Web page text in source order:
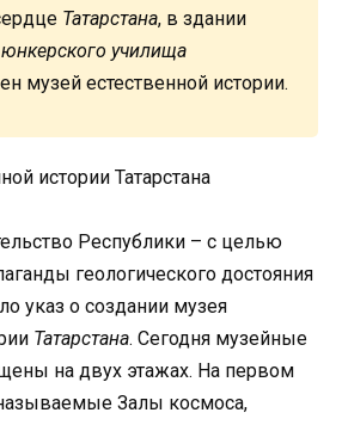
Татарстана, в здании
юнкерского училища
музей естественной истории.
Республики – с целью
геологического достояния
указ о создании музея
Татарстана. Сегодня музейные
на двух этажах. На первом
Залы космоса,